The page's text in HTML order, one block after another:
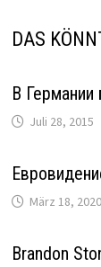
DAS
В Германии
Juli 28, 2015
März 18, 2020
Brandon